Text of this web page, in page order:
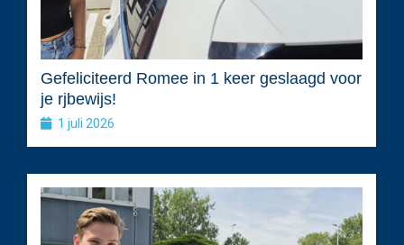
Gefeliciteerd Romee in 1 keer geslaagd voor
je rjbewijs!
1 juli 2026